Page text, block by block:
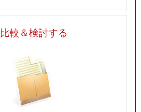
比較＆検討する